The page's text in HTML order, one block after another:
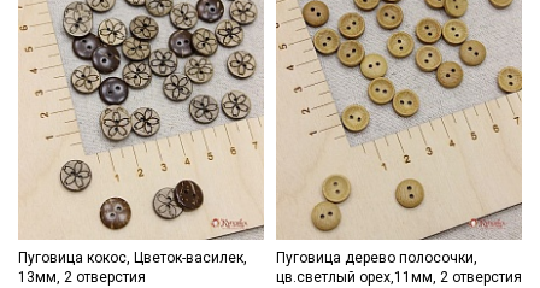
Пуговица кокос, Цветок-василек,
13мм, 2 отверстия
Пуговица дерево полосочки,
цв.светлый орех,11мм, 2 отверстия